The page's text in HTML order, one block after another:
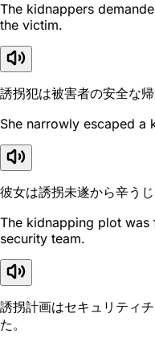
The kidnappers
the victim.
誘拐犯は被害者の安全な
She narrowly escaped a
彼女は誘拐未遂から辛うじ
The kidnapping plot
security team.
誘拐計画はセキュリティ
た。